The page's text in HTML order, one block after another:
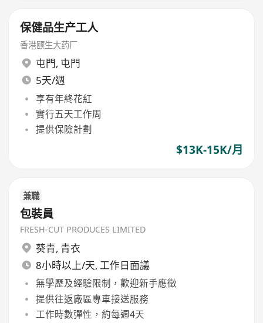
保健品生产工人
香港颐生大药厂
屯門, 屯門
5天/週
享有年終花紅
實行五天工作周
提供保險計劃
$13K-15K/月
兼職
包裝員
FRESH-CUT PRODUCES LIMITED
葵青, 青衣
8小時以上/天, 工作日面議
無學歷及經驗限制，歡迎新手應徵
提供往返廠區專車接送服務
工作時數彈性，約每週4天